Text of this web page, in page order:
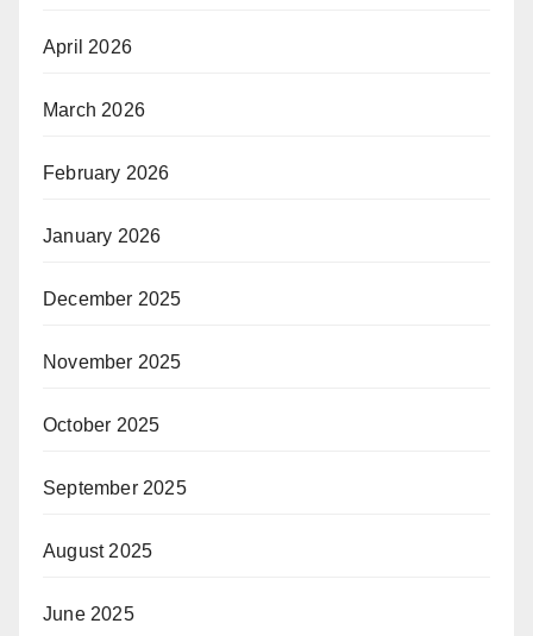
April 2026
March 2026
February 2026
January 2026
December 2025
November 2025
October 2025
September 2025
August 2025
June 2025